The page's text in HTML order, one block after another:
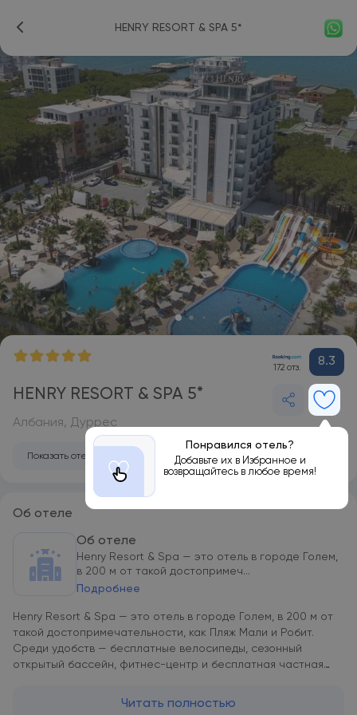
HENRY RESORT & SPA 5*
172 отз. 8.3
HENRY RESORT & SPA 5*
Понравился отель?
Добавьте их в Избранное и
возвращайтесь в любое время!
Албания, Дуррес
Показать отель на карте
Об отеле
Об отеле
Henry Resort & Spa — это отель в городе Голем,
в 200 м от такой достопримеч...
Подробнее
Henry Resort & Spa — это отель в городе Голем, в 200 м от
такой достопримечательности, как Пляж Мали и Робит.
Среди удобств — бесплатные велосипеды, сезонный
открытый бассейн, фитнес-центр и бесплатная частная
также аквапарк и терраса. Гости могут обратиться к
Читать полностью